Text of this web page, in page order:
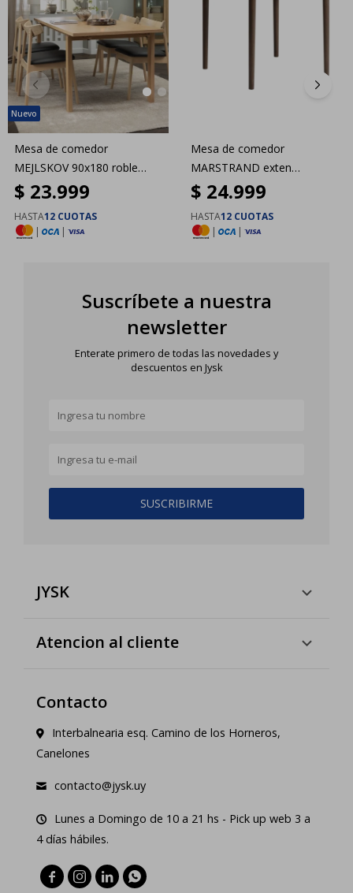
Mesa de comedor
MEJLSKOV 90x180 roble
natural
$ 23.999
HASTA12 CUOTAS
|
|
Mesa de comedor
MARSTRAND exten
Ø110/110x200 roble osc
$ 24.999
HASTA12 CUOTAS
|
|
Suscríbete a nuestra
newsletter
Enterate primero de todas las novedades y
descuentos en Jysk
SUSCRIBIRME
JYSK
Atencion al cliente
Contacto
Interbalnearia esq. Camino de los Horneros,
Canelones
contacto@jysk.uy
Lunes a Domingo de 10 a 21 hs - Pick up web 3 a
4 días hábiles.
   